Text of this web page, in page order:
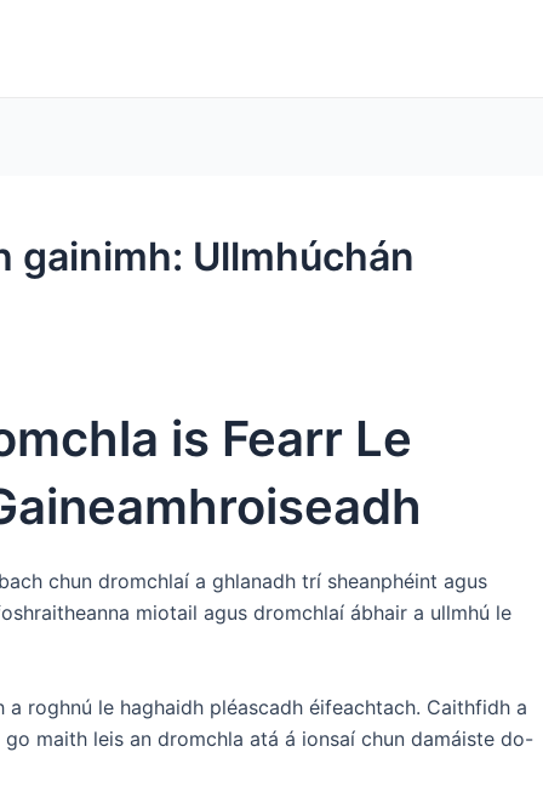
gainimh: Ullmhúchán
is Fearr Le
chun dromchlaí a ghlanadh trí sheanphéint agus
miotail agus dromchlaí ábhair a ullmhú le
roghnú le haghaidh pléascadh éifeachtach. Caithfidh a
maith leis an dromchla atá á ionsaí chun damáiste do-